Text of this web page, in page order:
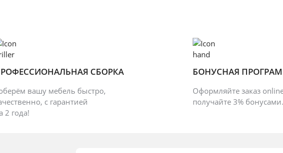
СБОРКА
вашу мебель быстро,
с гарантией
2 года!
БОНУСНАЯ
Оформляйте заказ
получайте 3% бонусами.